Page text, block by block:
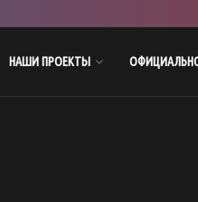
НАШИ ПРОЕКТЫ